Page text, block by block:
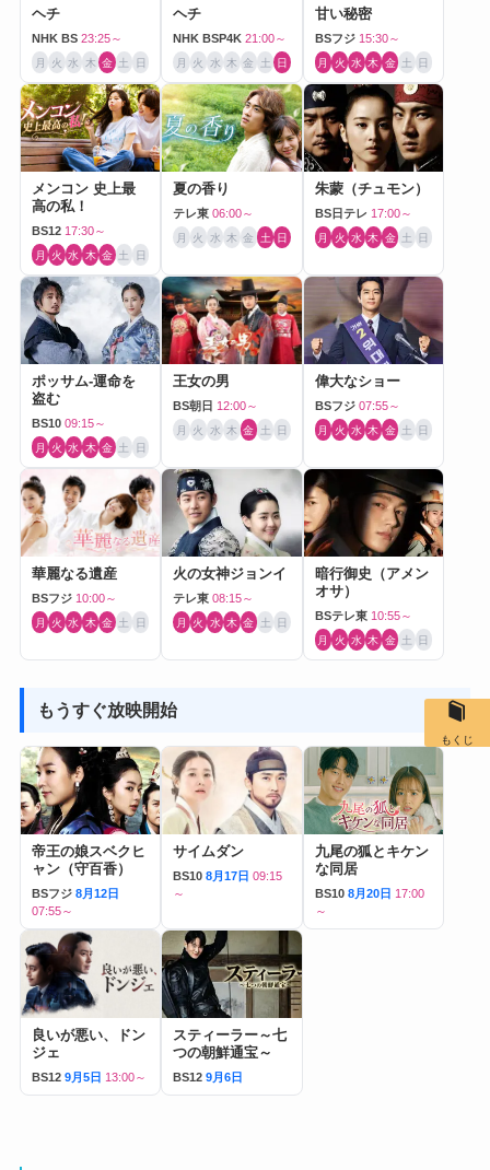
ヘチ
NHK BS 23:25～
月 火 水 木 金 土 日
ヘチ
NHK BSP4K 21:00～
月 火 水 木 金 土 日
甘い秘密
BSフジ 15:30～
月 火 水 木 金 土 日
メンコン 史上最
高の私！
BS12 17:30～
月 火 水 木 金 土 日
夏の香り
テレ東 06:00～
月 火 水 木 金 土 日
朱蒙（チュモン）
BS日テレ 17:00～
月 火 水 木 金 土 日
ポッサム-運命を
盗む
BS10 09:15～
月 火 水 木 金 土 日
王女の男
BS朝日 12:00～
月 火 水 木 金 土 日
偉大なショー
BSフジ 07:55～
月 火 水 木 金 土 日
華麗なる遺産
BSフジ 10:00～
月 火 水 木 金 土 日
火の女神ジョンイ
テレ東 08:15～
月 火 水 木 金 土 日
暗行御史（アメン
オサ）
BSテレ東 10:55～
月 火 水 木 金 土 日
もうすぐ放映開始
帝王の娘スベクヒ
ャン（守百香）
BSフジ 8月12日
07:55～
サイムダン
BS10 8月17日 09:15
～
九尾の狐とキケン
な同居
BS10 8月20日 17:00
～
良いが悪い、ドン
ジェ
BS12 9月5日 13:00～
スティーラー～七
つの朝鮮通宝～
BS12 9月6日
もくじ